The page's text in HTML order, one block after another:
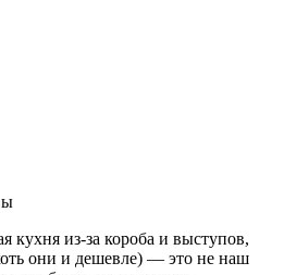
кухня из-за короба и выступов,
они и дешевле) — это не наш